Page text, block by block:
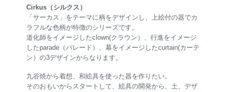
Cirkus（シルクス）
「サーカス」をテーマに柄をデザインし、上絵付の器でカ
ラフルな色柄が特徴のシリーズです。
道化師をイメージしたclown(クラウン）、行進をイメージ
したparade（パレード）、幕をイメージしたcurtain(カーテ
ン）の3デザインからなります。
九谷焼から着想、和絵具を使った器を作りたい。
そのおもいからスタートして、絵具の開発から、土、デザ